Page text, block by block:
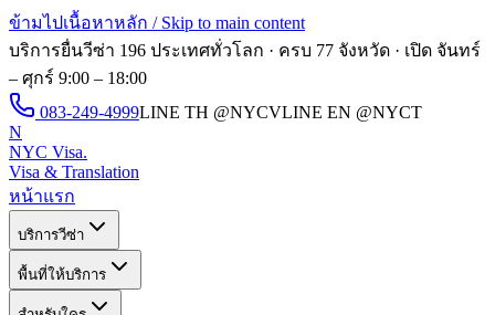
ข้ามไปเนื้อหาหลัก / Skip to main content
บริการยื่นวีซ่า 196 ประเทศทั่วโลก · ครบ 77 จังหวัด · เปิด จันทร์
– ศุกร์ 9:00 – 18:00
083-249-4999LINE TH @NYCVLINE EN @NYCT
N
NYC Visa.
Visa & Translation
หน้าแรก
บริการวีซ่า
พื้นที่ให้บริการ